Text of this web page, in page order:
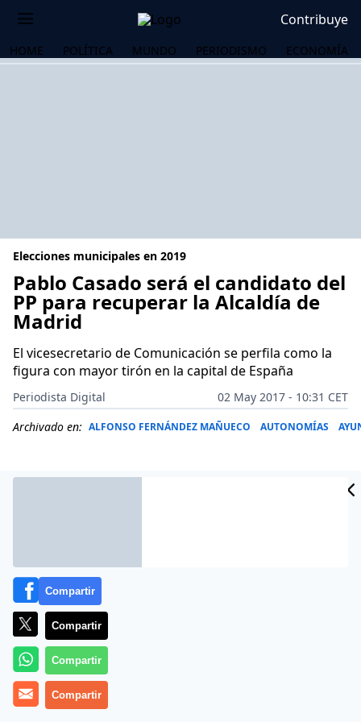
Contribuye
HOME POLÍTICA MUNDO PERIODISMO ECONOMÍA
Elecciones municipales en 2019
Pablo Casado será el candidato del
PP para recuperar la Alcaldía de
Madrid
El vicesecretario de Comunicación se perfila como la
figura con mayor tirón en la capital de España
Periodista Digital
02 May 2017 - 10:31 CET
Archivado en: ALFONSO FERNÁNDEZ MAÑUECO AUTONOMÍAS
Más información
Compartir
Compartir
Compartir
Compartir